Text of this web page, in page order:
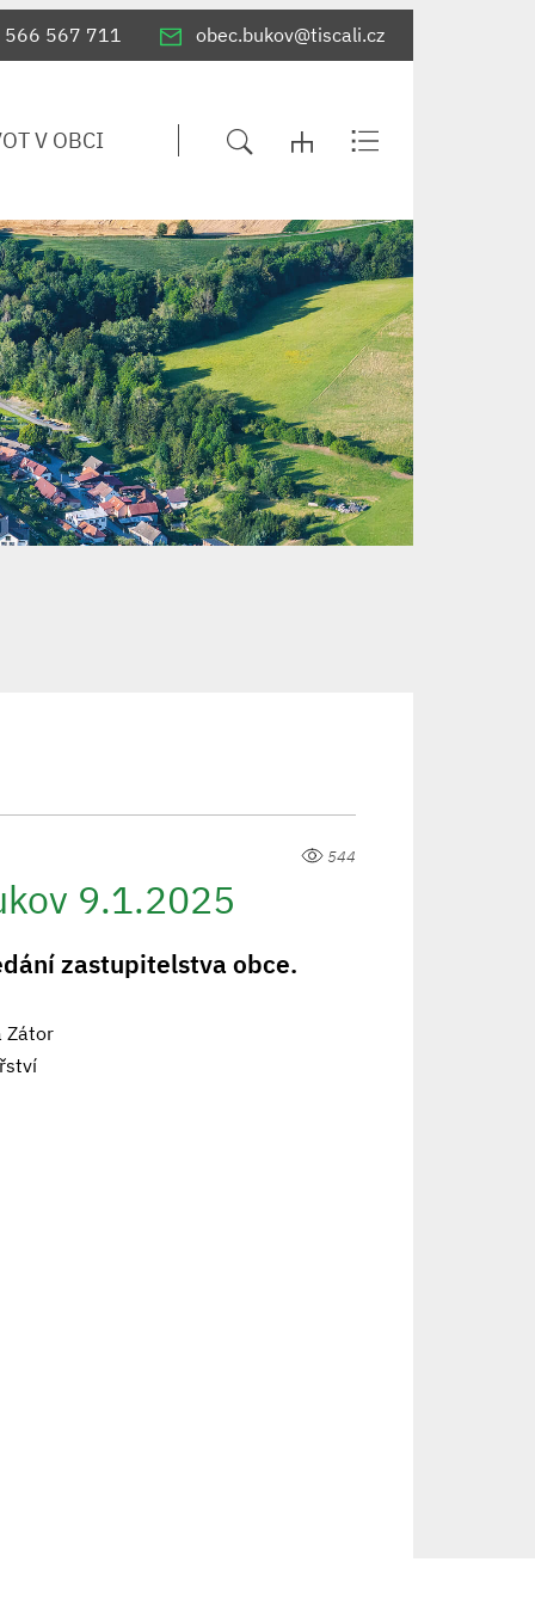
566 567 711 obec.bukov@tiscali.cz
V OBCI
544
9.1.2025
zastupitelstva obce.
Zátor